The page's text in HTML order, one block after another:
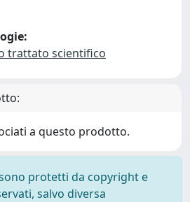
trattato scientifico
a questo prodotto.
protetti da copyright e
salvo diversa